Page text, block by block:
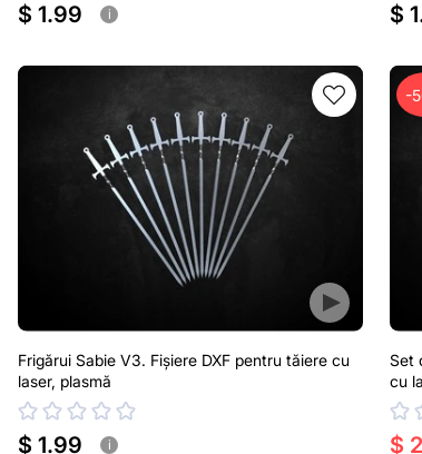
$ 1.99 i $
Frigărui Sabie V3. Fișiere DXF pentru tăiere cu
laser, plasmă
$ 1.99 i
-
Set
cu
$